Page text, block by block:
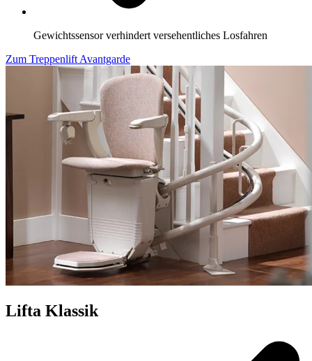
Gewichtssensor verhindert versehentliches Losfahren
Zum Treppenlift Avantgarde
Lifta Klassik